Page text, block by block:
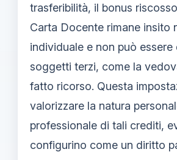
trasferibilità, il bonus
Carta Docente rimane insito
individuale e non può essere
soggetti terzi, come la
fatto ricorso. Questa
valorizzare la natura
professionale di tali crediti,
configurino come un diritto